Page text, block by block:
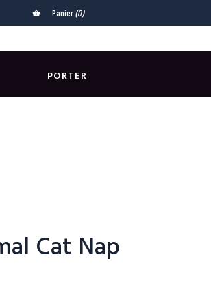
shopping_basket Panier (0)
PORTER
Cat Nap